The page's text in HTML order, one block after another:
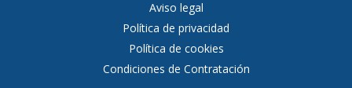
Aviso legal
Política de privacidad
Política de cookies
Condiciones de Contratación